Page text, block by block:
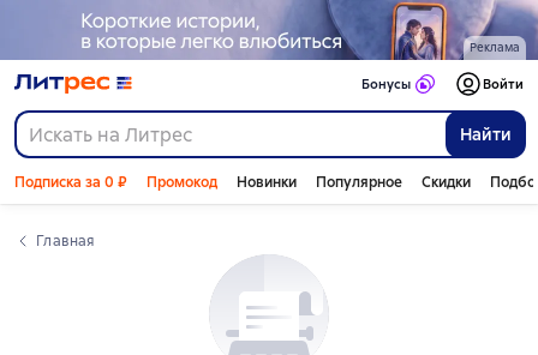
Реклама
Найти
Бонусы Войти
Подписка за 0 ₽ Промокод Новинки Популярное Скидки
Главная
Слайдер с книгами
Слайдер с книгами